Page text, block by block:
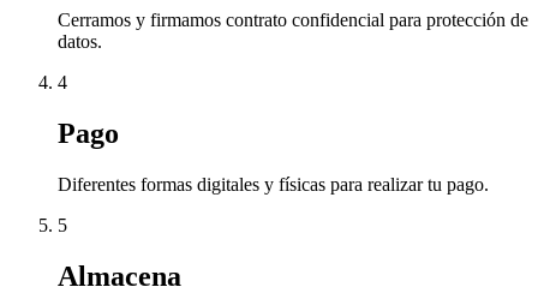
Cerramos y firmamos contrato confidencial para protección de
datos.
4
Pago
Diferentes formas digitales y físicas para realizar tu pago.
5
Almacena